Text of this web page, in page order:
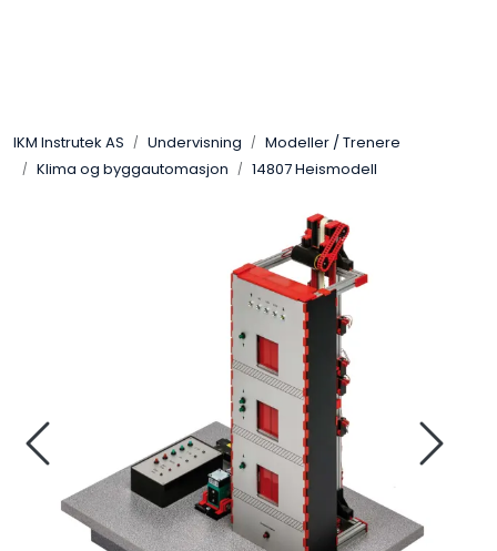
IKM Instrutek AS Undervisning
Modeller / Trenere
Klima og byggautomasjon
14807 Heismodell
Elektro
Kalibratorer
Termografi